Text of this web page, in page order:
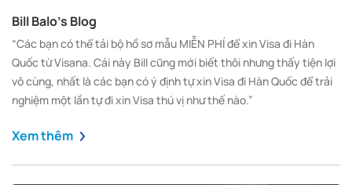
Bill Balo’s Blog
“Các bạn có thể tải bộ hồ sơ mẫu MIỄN PHÍ để xin Visa đi Hàn
Quốc từ Visana. Cái này Bill cũng mới biết thôi nhưng thấy tiện lợi
vô cùng, nhất là các bạn có ý định tự xin Visa đi Hàn Quốc để trải
nghiệm một lần tự đi xin Visa thú vị như thế nào.”
Xem thêm